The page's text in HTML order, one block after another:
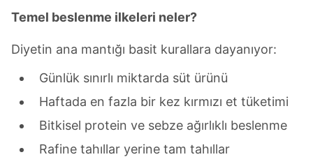
Temel beslenme ilkeleri neler?
Diyetin ana mantığı basit kurallara dayanıyor:
Günlük sınırlı miktarda süt ürünü
Haftada en fazla bir kez kırmızı et tüketimi
Bitkisel protein ve sebze ağırlıklı beslenme
Rafine tahıllar yerine tam tahıllar